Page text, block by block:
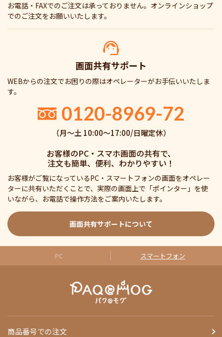
お電話・FAXでのご注文は承っておりません。オンラインショップ
でのご注文をお願いいたします。
画面共有サポート
WEBからの注文でお困りの際はオペレーターがお手伝いいたしま
す。
0120-8969-72
（月〜土 10:00〜17:00/日曜定休）
お客様のPC・スマホ画面の共有で、
注文も簡単、便利、わかりやすい！
お客様がご覧になっているPC・スマートフォンの画面をオペレー
ターに共有いただくことで、実際の画面上で「ポインター」を使
いながら、お電話で操作方法をご案内いたします。
画面共有サポートについて
PC スマートフォン
商品番号での注文